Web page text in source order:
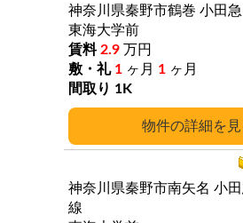
詳細
神奈川県秦野市鶴巻 小田
東海大学前
2.9 万円
1 ヶ月 1 ヶ月
1K
神奈川県秦野市南矢名 小
線